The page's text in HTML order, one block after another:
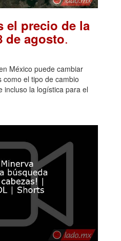
el precio de la
de agosto.
México puede cambiar
el tipo de cambio
incluso la logística para el